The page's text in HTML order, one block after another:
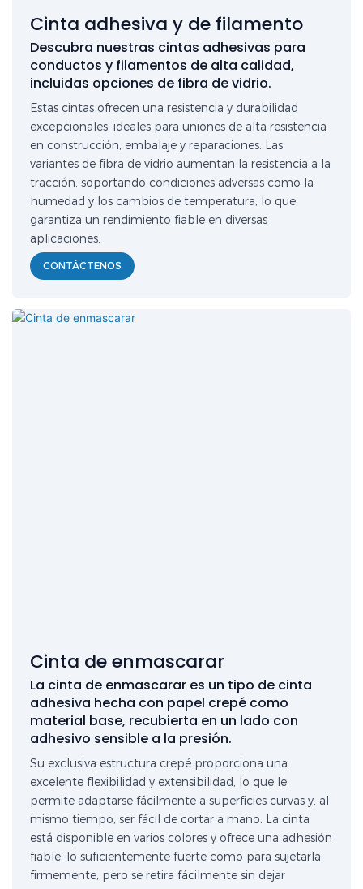
Cinta adhesiva y de filamento
Descubra nuestras cintas adhesivas para
conductos y filamentos de alta calidad,
incluidas opciones de fibra de vidrio.
Estas cintas ofrecen una resistencia y durabilidad
excepcionales, ideales para uniones de alta resistencia
en construcción, embalaje y reparaciones. Las
variantes de fibra de vidrio aumentan la resistencia a la
tracción, soportando condiciones adversas como la
humedad y los cambios de temperatura, lo que
garantiza un rendimiento fiable en diversas
aplicaciones.
CONTÁCTENOS
Cinta de enmascarar
La cinta de enmascarar es un tipo de cinta
adhesiva hecha con papel crepé como
material base, recubierta en un lado con
adhesivo sensible a la presión.
Su exclusiva estructura crepé proporciona una
excelente flexibilidad y extensibilidad, lo que le
permite adaptarse fácilmente a superficies curvas y, al
mismo tiempo, ser fácil de cortar a mano. La cinta
está disponible en varios colores y ofrece una adhesión
fiable: lo suficientemente fuerte como para sujetarla
firmemente, pero se retira fácilmente sin dejar